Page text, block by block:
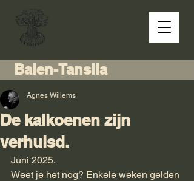
Balen-Tansila
De kalkoenen zijn
verhuisd.
Agnes Willems
Juni 2025.
Weet je het nog? Enkele weken gelden